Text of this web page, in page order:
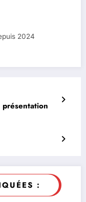
2024
présentation
: